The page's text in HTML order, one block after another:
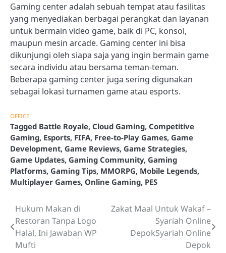
Gaming center adalah sebuah tempat atau fasilitas
yang menyediakan berbagai perangkat dan layanan
untuk bermain video game, baik di PC, konsol,
maupun mesin arcade. Gaming center ini bisa
dikunjungi oleh siapa saja yang ingin bermain game
secara individu atau bersama teman-teman.
Beberapa gaming center juga sering digunakan
sebagai lokasi turnamen game atau esports.
OFFICE
Tagged Battle Royale, Cloud Gaming, Competitive
Gaming, Esports, FIFA, Free-to-Play Games, Game
Development, Game Reviews, Game Strategies,
Game Updates, Gaming Community, Gaming
Platforms, Gaming Tips, MMORPG, Mobile Legends,
Multiplayer Games, Online Gaming, PES
Post
navigation
Hukum Makan di
Restoran Tanpa Logo
Halal, Ini Jawaban WP
Mufti
Zakat Maal Untuk Wakaf –
Syariah Online
DepokSyariah Online
Depok